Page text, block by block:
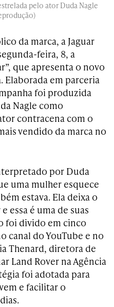
pelo ator Duda Nagle
da marca, a Jaguar
feira, 8, a
que apresenta o novo
Elaborada em parceria
foi produzida
Nagle como
contracena com o
vendido da marca no
por Duda
uma mulher esquece
estava. Ela deixa o
essa é uma de suas
foi divido em cinco
canal do YouTube e no
Thenard, diretora de
Land Rover na Agência
foi adotada para
e facilitar o